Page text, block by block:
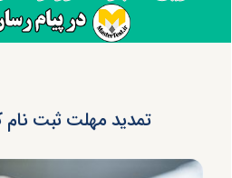
تمدید مهلت ثبت نام